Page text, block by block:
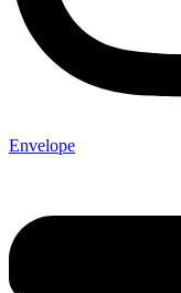
Envelope